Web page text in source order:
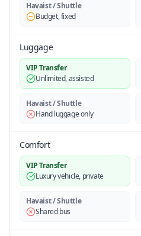
Havaist / Shuttle
Budget, fixed
Luggage
VIP Transfer
Unlimited, assisted
Havaist / Shuttle
Hand luggage only
Comfort
VIP Transfer
Luxury vehicle, private
Havaist / Shuttle
Shared bus